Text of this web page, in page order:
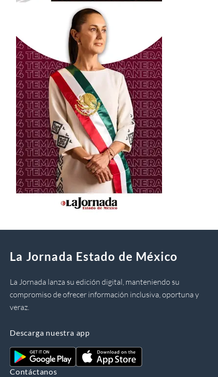
La Jornada Estado de México
La Jornada lanza su edición digital, manteniendo su
compromiso de ofrecer información inclusiva, oportuna y
veraz.
Descarga nuestra app
Contáctanos